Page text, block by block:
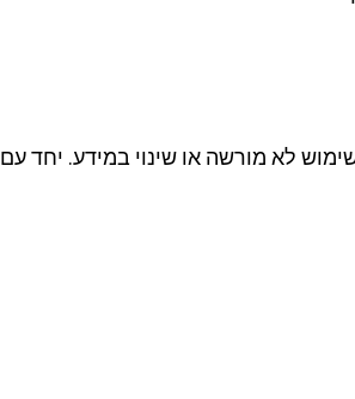
לא מורשה או שינוי במידע. יחד עם